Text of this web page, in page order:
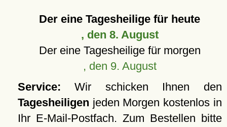
Der eine Tagesheilige für heute
, den 8. August
Der eine Tagesheilige für morgen
, den 9. August
Service: Wir schicken Ihnen den
Tagesheiligen jeden Morgen kostenlos in
Ihr E-Mail-Postfach. Zum Bestellen bitte